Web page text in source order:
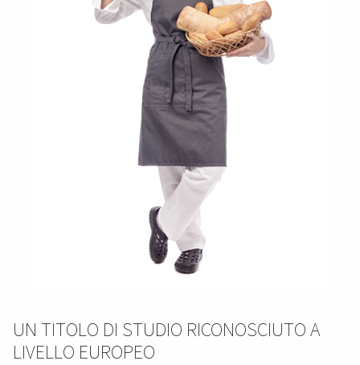
UN TITOLO DI STUDIO RICONOSCIUTO A
LIVELLO EUROPEO